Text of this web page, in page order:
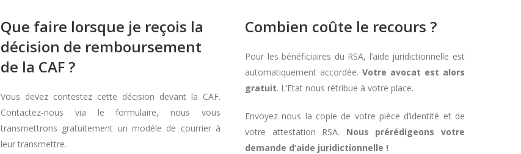
Que faire lorsque je reçois la
décision de remboursement
de la CAF ?
Vous devez contestez cette décision devant la CAF.
Contactez-nous via le formulaire, nous vous
transmettrons gratuitement un modèle de courrier à
leur transmettre.
Combien coûte le recours ?
Pour les bénéficiaires du RSA, l’aide juridictionnelle est
automatiquement accordée. Votre avocat est alors
gratuit. L’Etat nous rétribue à votre place.
Envoyez nous la copie de votre pièce d’identité et de
votre attestation RSA. Nous prérédigeons votre
demande d’aide juridictionnelle !